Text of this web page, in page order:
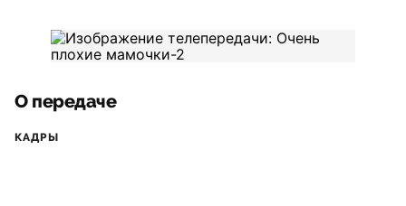
О передаче
КАДРЫ